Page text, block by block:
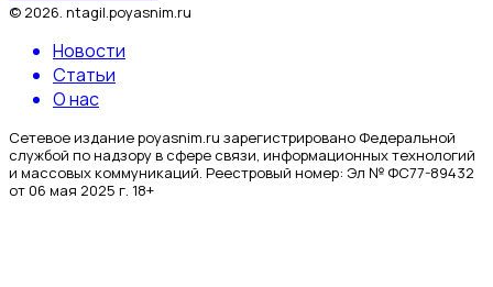
© 2026 ntagil.poyasnim.ru
Новости
Статьи
О нас
Сетевое издание poyasnim.ru зарегистрировано Федеральной
службой по надзору в сфере связи, информационных технологий
и массовых коммуникаций. Реестровый номер: Эл № ФС77-89432
от 06 мая 2025 г. 18+